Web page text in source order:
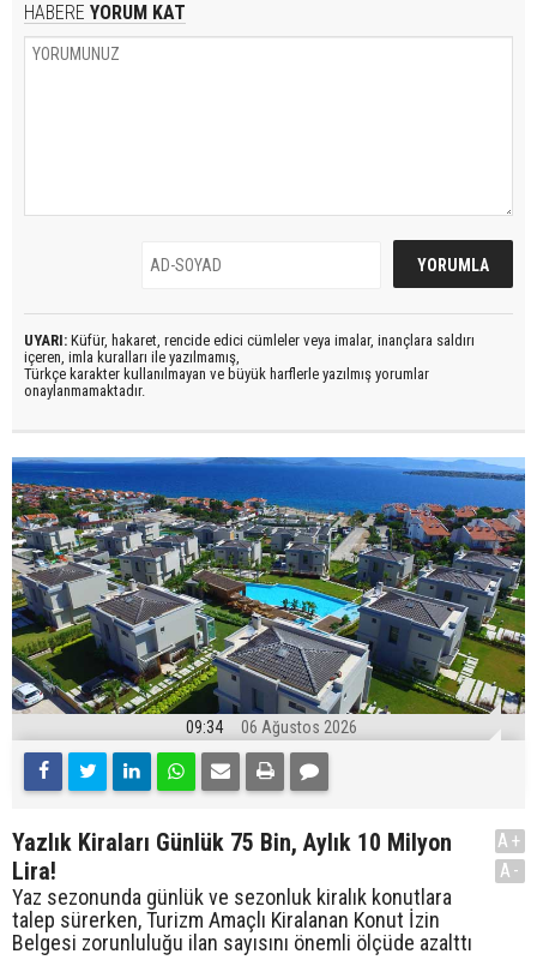
HABERE YORUM KAT
UYARI: Küfür, hakaret, rencide edici cümleler veya imalar, inançlara saldırı
içeren, imla kuralları ile yazılmamış,
Türkçe karakter kullanılmayan ve büyük harflerle yazılmış yorumlar
onaylanmamaktadır.
09:34 06 Ağustos 2026
Yazlık Kiraları Günlük 75 Bin, Aylık 10 Milyon
Lira!
Yaz sezonunda günlük ve sezonluk kiralık konutlara
talep sürerken, Turizm Amaçlı Kiralanan Konut İzin
Belgesi zorunluluğu ilan sayısını önemli ölçüde azalttı
A+
A-